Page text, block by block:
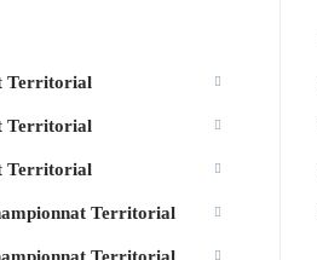
Territorial
Territorial
Territorial
Territorial
Territorial